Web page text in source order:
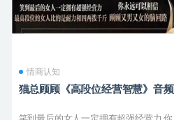
情商认知
猫总顾顾《高段位经营智慧》音频